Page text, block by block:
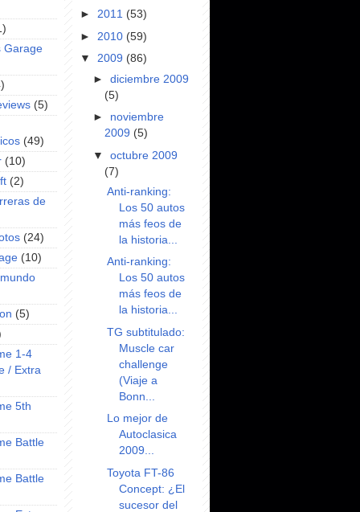
Garage
(5)
(49)
(10)
(2)
de
(24)
(10)
(5)
1-4
/ Extra
5th
Battle
Battle
► 2011 (53)
► 2010 (59)
▼ 2009 (86)
►diciembre 2009
(5)
► noviembre
2009 (5)
▼octubre 2009
(7)
Anti-ranking:
Los 50 autos
más feos de
la historia...
Anti-ranking:
Los 50 autos
más feos de
la historia...
TG subtitulado:
Muscle car
challenge
(Viaje a
Bonn...
Lo mejor de
Autoclasica
2009...
Toyota FT-86
Concept: ¿El
sucesor del